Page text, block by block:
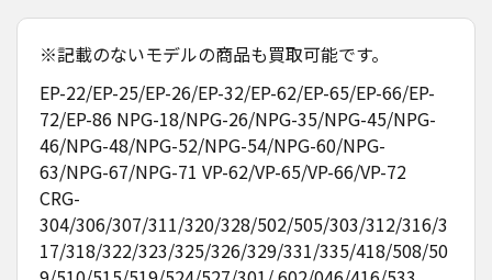
※記載のないモデルの商品も買取可能です。
EP-22/EP-25/EP-26/EP-32/EP-62/EP-65/EP-66/EP-
72/EP-86 NPG-18/NPG-26/NPG-35/NPG-45/NPG-
46/NPG-48/NPG-52/NPG-54/NPG-60/NPG-
63/NPG-67/NPG-71 VP-62/VP-65/VP-66/VP-72
CRG-
304/306/307/311/320/328/502/505/303/312/316/3
17/318/322/323/325/326/329/331/335/418/508/50